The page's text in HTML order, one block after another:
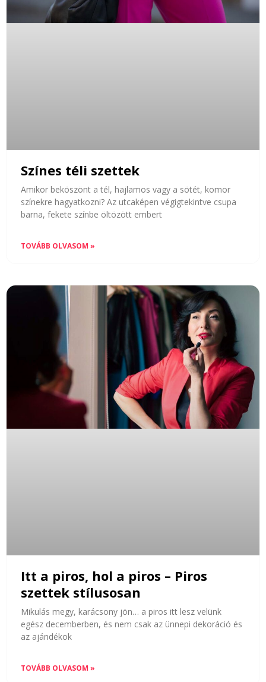
Színes téli szettek
Amikor beköszönt a tél, hajlamos vagy a sötét, komor
színekre hagyatkozni? Az utcaképen végigtekintve csupa
barna, fekete színbe öltözött embert
TOVÁBB OLVASOM »
Itt a piros, hol a piros – Piros
szettek stílusosan
Mikulás megy, karácsony jön… a piros itt lesz velünk
egész decemberben, és nem csak az ünnepi dekoráció és
az ajándékok
TOVÁBB OLVASOM »